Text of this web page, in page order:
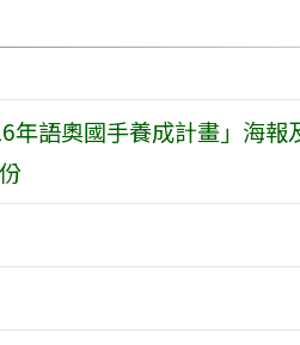
年語奧國手養成計畫」海